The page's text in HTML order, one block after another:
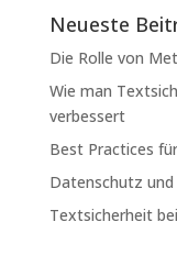
Neueste
Die Rolle von
Wie man
verbessert
Best Practices
Datenschutz
Textsicherheit